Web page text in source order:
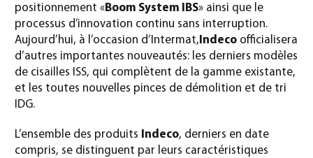
positionnement «Boom System IBS» ainsi que le
processus d’innovation continu sans interruption.
Aujourd’hui, à l’occasion d’Intermat, Indeco officialisera
d’autres importantes nouveautés: les derniers modèles
de cisailles ISS, qui complètent de la gamme existante,
et les toutes nouvelles pinces de démolition et de tri
IDG.
L’ensemble des produits Indeco, derniers en date
compris, se distinguent par leurs caractéristiques